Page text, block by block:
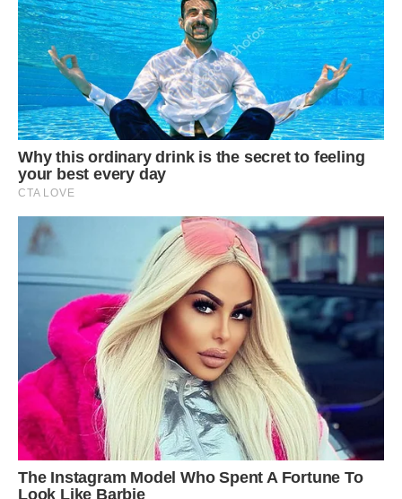
легко, ніби це просто магія, а не роки навчання і
постійного вдосконалення. Він не хоче розуміти, що за
моїм успіхом стоїть втома і відсутність нормального
відпочинку.
Іноді я думаю про те, що було б, якби я купив квартиру на
два роки раніше. Можливо, ми б уникнули цього
скандалу? Але я тоді не мав достатньо коштів. Життя —
це не гра в шахи, де можна передбачити кожен хід. Тут
все набагато складніше і непередбачуваніше.
Сім’я — це найближче, що в нас є, але чомусь саме з
найближчими бувають найскладніші конфлікти. Коли я
дивлюся на свої фото, де ми разом з Андрієм в дитинстві,
я відчуваю дивний щем. Ми були щасливі, не маючи
нічого. А тепер маємо багато, але не маємо миру.
Може, це такий урок? Може, гроші перевіряють, наскільки
міцні наші зв’язки? Я впевнений, що зробив правильно,
відстоявши своє. Якщо я піду на поступки зараз, він буде
вимагати ще більше в майбутньому. Це замкнене коло, з
якого треба виходити.
Чи зможемо ми колись знову стати друзями? Я не знаю.
Зараз це виглядає як далека перспектива. Він занадто
зациклений на своїх образах, а я занадто ціную свою